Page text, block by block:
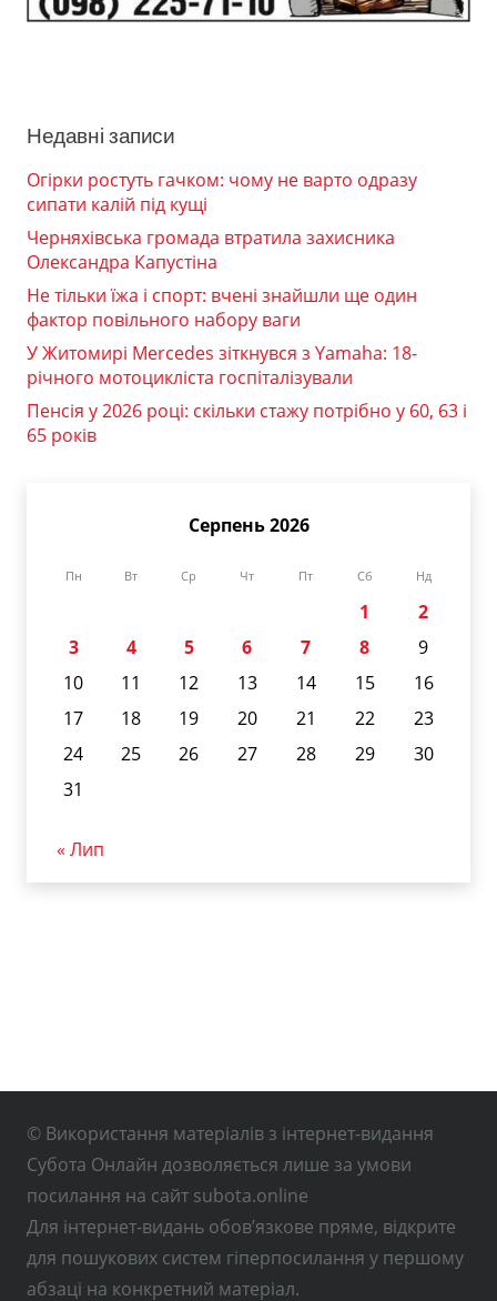
Недавні записи
Огірки ростуть гачком: чому не варто одразу
сипати калій під кущі
Черняхівська громада втратила захисника
Олександра Капустіна
Не тільки їжа і спорт: вчені знайшли ще один
фактор повільного набору ваги
У Житомирі Mercedes зіткнувся з Yamaha: 18-
річного мотоцикліста госпіталізували
Пенсія у 2026 році: скільки стажу потрібно у 60, 63 і
65 років
Серпень 2026
Пн Вт Ср Чт Пт Сб Нд
1
2
3
4 5 6 7 8
9
10
11 12 13 14 15
16
17
18 19 20 21 22
23
24
25 26 27 28 29
30
31
« Лип
© Використання матеріалів з інтернет-видання
Субота Онлайн дозволяється лише за умови
посилання на сайт subota.online
Для інтернет-видань обов’язкове пряме, відкрите
для пошукових систем гіперпосилання у першому
абзаці на конкретний матеріал.